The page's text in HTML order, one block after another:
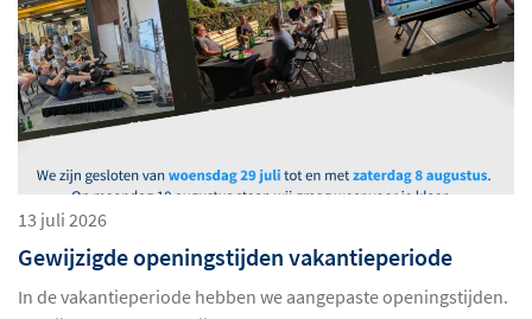
13 juli 2026
Gewijzigde openingstijden vakantieperiode
In de vakantieperiode hebben we aangepaste openingstijden.